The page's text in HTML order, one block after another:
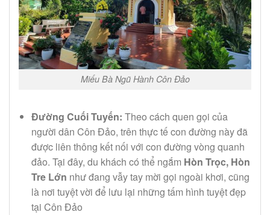
Miếu Bà Ngũ Hành Côn Đảo
Đường Cuối Tuyến: Theo cách quen gọi của
người dân Côn Đảo, trên thực tế con đường này đã
được liên thông kết nối với con đường vòng quanh
đảo. Tại đây, du khách có thể ngắm Hòn Trọc, Hòn
Tre Lớn như đang vẫy tay mời gọi ngoài khơi, cũng
là nơi tuyệt vời để lưu lại những tấm hình tuyệt đẹp
tại Côn Đảo